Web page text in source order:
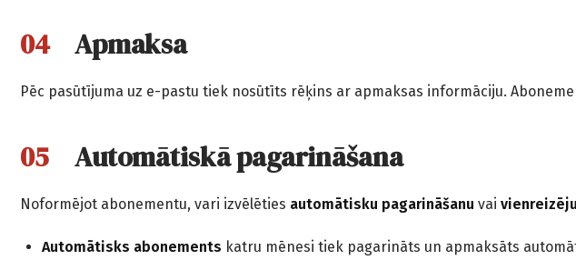
Apmaksa
Pēc pasūtījuma uz e-pastu tiek nosūtīts rēķins ar apmaksas informāciju.
Automātiskā pagarināšana
Noformējot abonementu, vari izvēlēties automātisku pagarināšanu vai
Automātisks abonements katru mēnesi tiek pagarināts un apmaksāts